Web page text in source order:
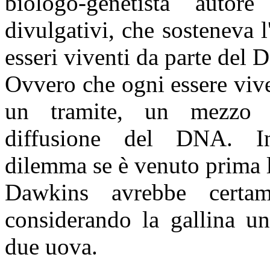
divulgativi, che sosteneva
esseri viventi da parte del
Ovvero che ogni essere
un tramite, un mezzo
diffusione del DNA.
dilemma se è venuto
Dawkins avrebbe
considerando la gallina
due uova.